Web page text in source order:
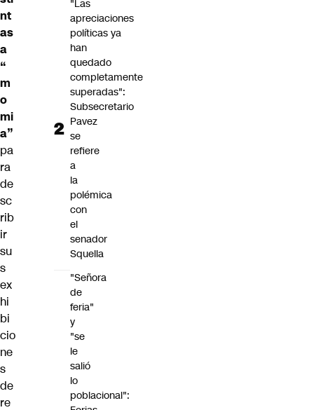
nt
as
a
“
m
o
mi
a”
pa
ra
de
sc
rib
ir
su
s
ex
hi
bi
cio
ne
s
de
re
"Las
apreciaciones
políticas ya
han
quedado
completamente
superadas":
Subsecretario
Pavez
se
refiere
a
la
polémica
con
el
senador
Squella
"Señora
de
feria"
y
"se
le
salió
lo
poblacional":